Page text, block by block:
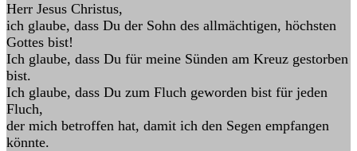
Herr Jesus Christus,
ich glaube, dass Du der Sohn des allmächtigen, höchsten
Gottes bist!
Ich glaube, dass Du für meine Sünden am Kreuz gestorben
bist.
Ich glaube, dass Du zum Fluch geworden bist für jeden
Fluch,
der mich betroffen hat, damit ich den Segen empfangen
könnte.